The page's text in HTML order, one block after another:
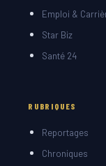
Emploi &
Star Biz
Santé 24
RUBRIQUES
Reportages
Chroniques